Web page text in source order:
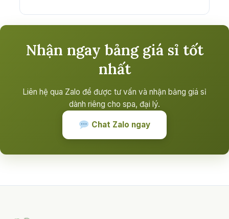
Nhận ngay bảng giá sỉ tốt
nhất
Liên hệ qua Zalo để được tư vấn và nhận bảng giá sỉ
dành riêng cho spa, đại lý.
Chat Zalo ngay